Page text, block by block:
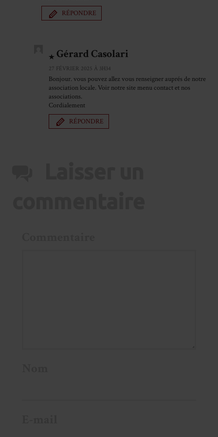
RÉPONDRE
Gérard Casolari
27 FÉVRIER 2025 À 3H34
Bonjour. vous pouvez allez vous renseigner auprés de notre
association locale. Voir notre site menu contact et nos
associations.
Cordialement
RÉPONDRE